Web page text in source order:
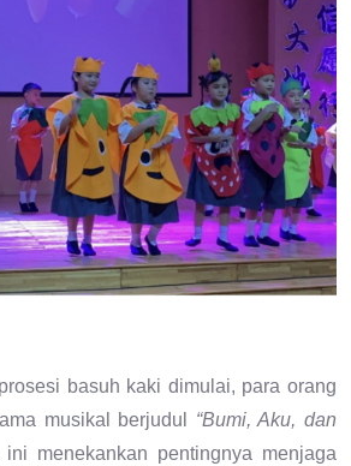
basuh kaki dimulai, para orang
musikal berjudul “Bumi, Aku, dan
menekankan pentingnya menjaga